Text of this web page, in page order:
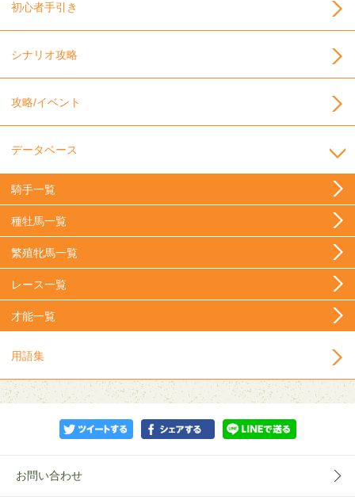
初心者手引き
シナリオ攻略
攻略/イベント
データベース
騎手一覧
種牡馬一覧
繁殖牝馬一覧
レース一覧
才能一覧
用語集
お問い合わせ